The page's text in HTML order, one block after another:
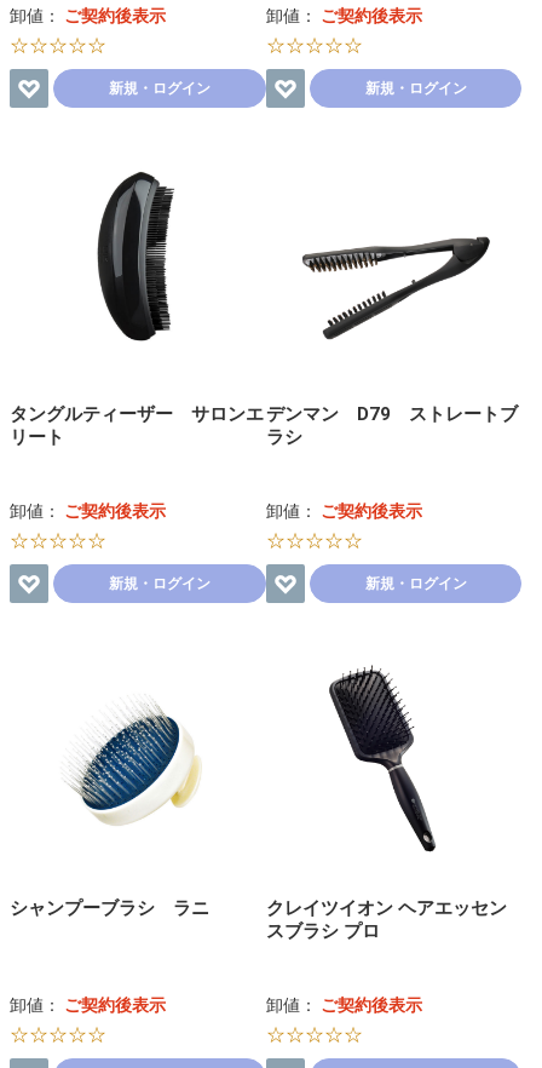
卸値： ご契約後表示
☆☆☆☆☆
新規・ログイン
卸値： ご契約後表示
☆☆☆☆☆
新規・ログイン
タングルティーザー サロンエ
リート
卸値： ご契約後表示
☆☆☆☆☆
新規・ログイン
デンマン D79 ストレートブ
ラシ
卸値： ご契約後表示
☆☆☆☆☆
新規・ログイン
シャンプーブラシ ラニ
卸値： ご契約後表示
☆☆☆☆☆
クレイツイオン ヘアエッセン
スブラシ プロ
卸値： ご契約後表示
☆☆☆☆☆